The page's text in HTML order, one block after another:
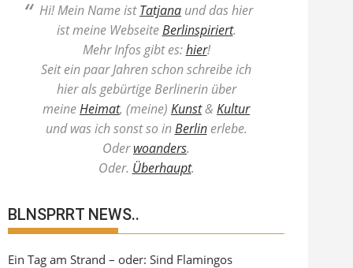
Hi! Mein Name istTatjana und das hier
ist meine WebseiteBerlinspiriert.
Mehr Infos gibt es:hier!
Seit ein paar Jahren schon schreibe ich
hier als gebürtige Berlinerin über
meineHeimat, (meine) Kunst& Kultur
und was ich sonst so inBerlinerlebe.
Oderwoanders.
Oder. Überhaupt.
BLNSPRRT NEWS..
Ein Tag am Strand – oder: Sind Flamingos